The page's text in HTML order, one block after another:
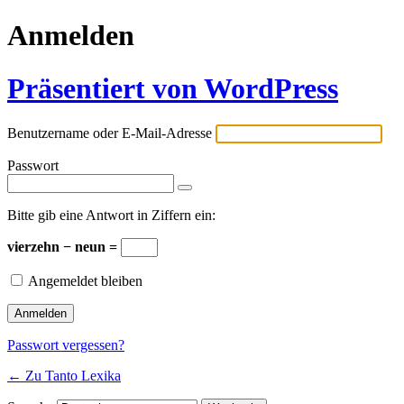
Anmelden
Präsentiert von WordPress
Benutzername oder E-Mail-Adresse
Passwort
Bitte gib eine Antwort in Ziffern ein:
vierzehn − neun =
Angemeldet bleiben
Passwort vergessen?
← Zu Tanto Lexika